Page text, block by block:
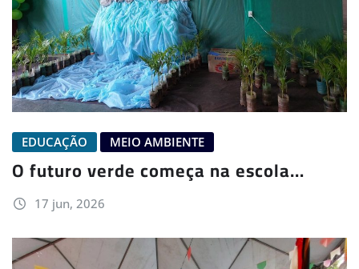
EDUCAÇÃO MEIO AMBIENTE
O futuro verde começa na escola…
17 jun, 2026